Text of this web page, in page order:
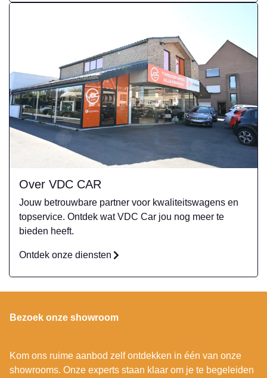
Over VDC CAR
Jouw betrouwbare partner voor kwaliteitswagens en
topservice. Ontdek wat VDC Car jou nog meer te
bieden heeft.
Ontdek onze diensten
Bezoek onze showroom
Kom ons ruime aanbod zelf ontdekken in één van onze
showrooms. Onze experts staan klaar om je te begeleiden